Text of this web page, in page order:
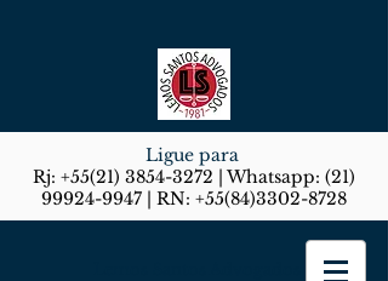
Ligue para
Rj: +55(21) 3854-3272 | Whatsapp: (21)
99924-9947 | RN: +55(84)3302-8728